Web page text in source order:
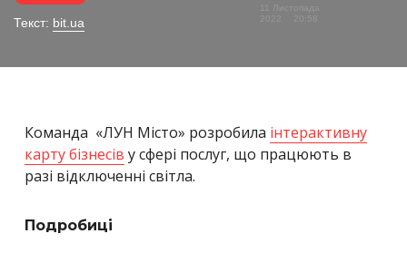
Текст: bit.ua
11 Листопада
Команда «ЛУН Місто» розробила інтерактивну
карту бізнесів у сфері послуг, що працюють в
разі відключенні світла.
Подробиці